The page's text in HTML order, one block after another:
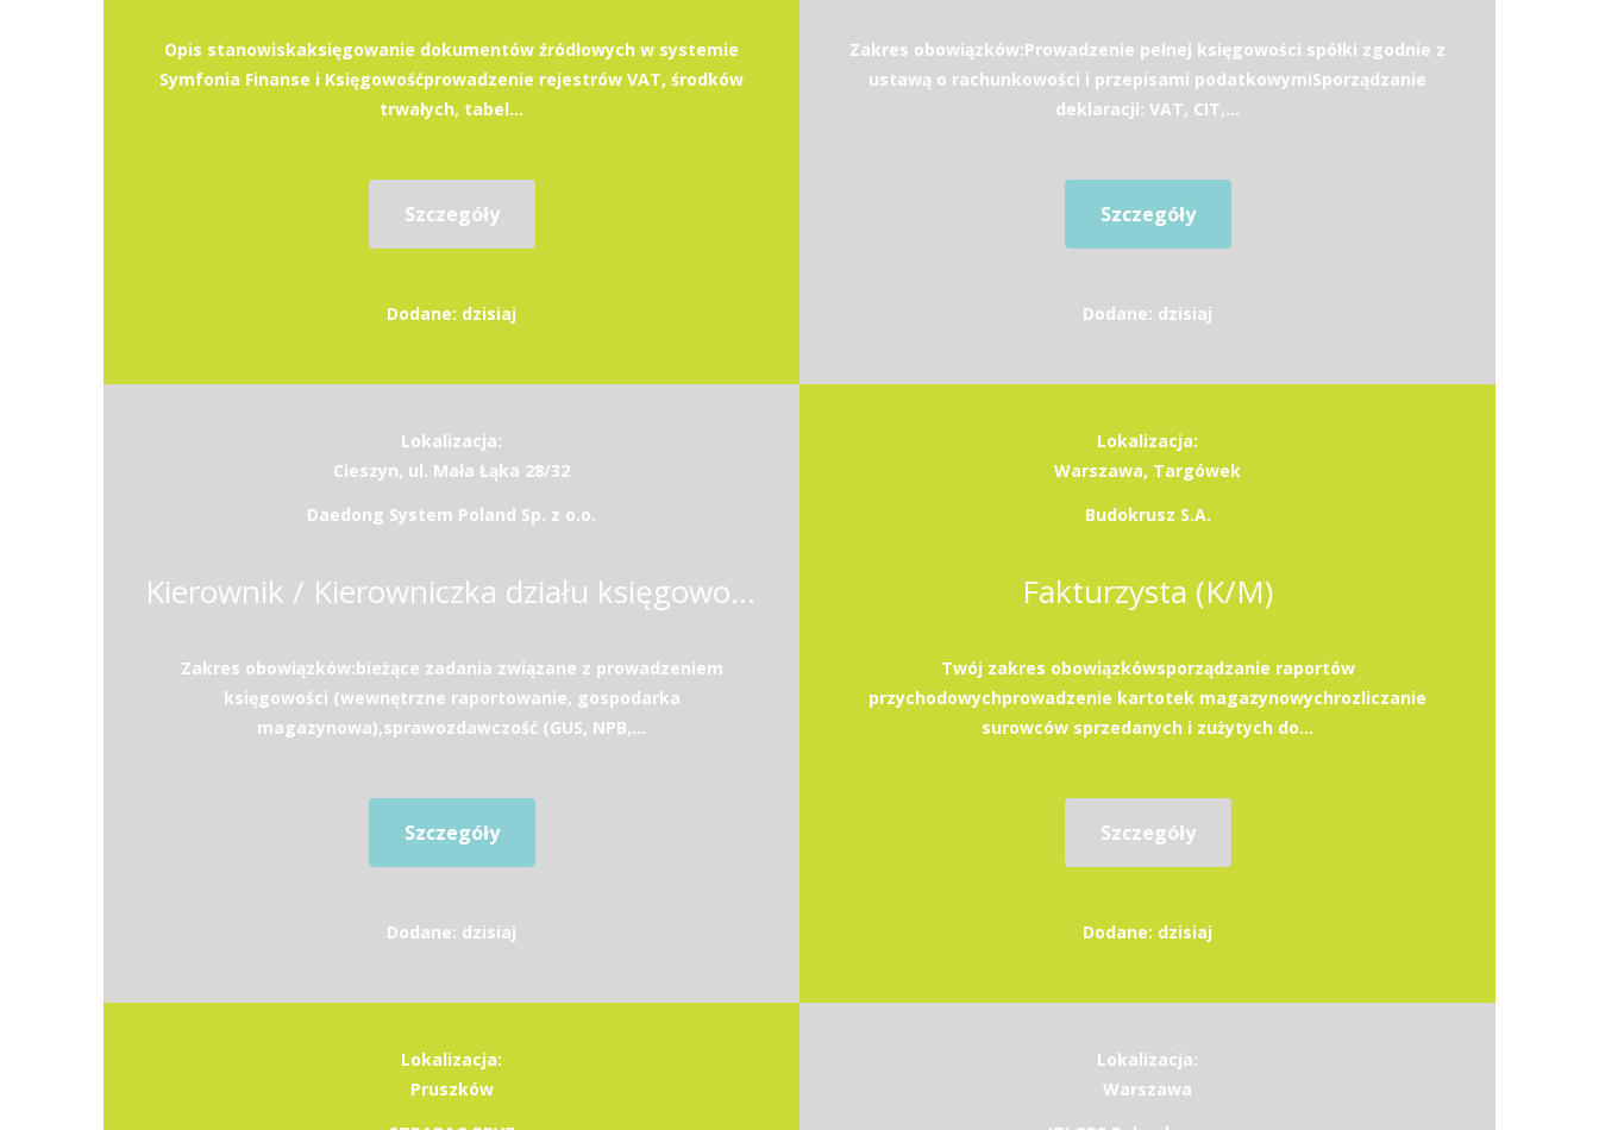
Opis stanowiskaksięgowanie dokumentów źródłowych w systemie
Symfonia Finanse i Księgowośćprowadzenie rejestrów VAT, środków
trwałych, tabel...
Szczegóły
Dodane: dzisiaj
Zakres obowiązków:Prowadzenie pełnej księgowości spółki zgodnie z
ustawą o rachunkowości i przepisami podatkowymiSporządzanie
deklaracji: VAT, CIT,...
Szczegóły
Dodane: dzisiaj
Lokalizacja:
Cieszyn, ul. Mała Łąka 28/32
Daedong System Poland Sp. z o.o.
Kierownik / Kierowniczka działu księgowości
Zakres obowiązków:bieżące zadania związane z prowadzeniem
księgowości (wewnętrzne raportowanie, gospodarka
magazynowa),sprawozdawczość (GUS, NPB,...
Szczegóły
Dodane: dzisiaj
Lokalizacja:
Warszawa, Targówek
Budokrusz S.A.
Fakturzysta (K/M)
Twój zakres obowiązkówsporządzanie raportów
przychodowychprowadzenie kartotek magazynowychrozliczanie
surowców sprzedanych i zużytych do...
Szczegóły
Dodane: dzisiaj
Lokalizacja:
Pruszków
Lokalizacja:
Warszawa